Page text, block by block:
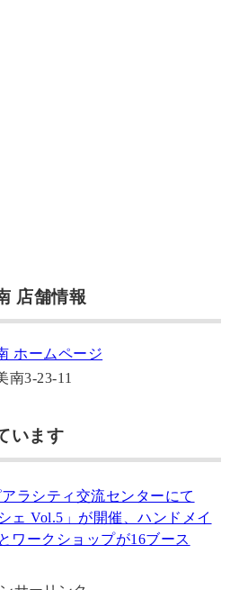
店舗情報
ホームページ
南3-23-11
います
ラシティ交流センターにて
ェ Vol.5」が開催、ハンドメイ
ワークショップが16ブース